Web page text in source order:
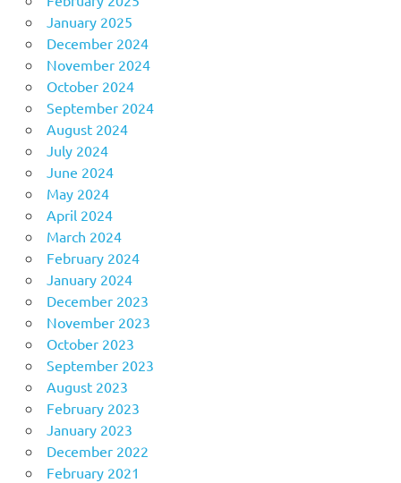
January 2025
December 2024
November 2024
October 2024
September 2024
August 2024
July 2024
June 2024
May 2024
April 2024
March 2024
February 2024
January 2024
December 2023
November 2023
October 2023
September 2023
August 2023
February 2023
January 2023
December 2022
February 2021